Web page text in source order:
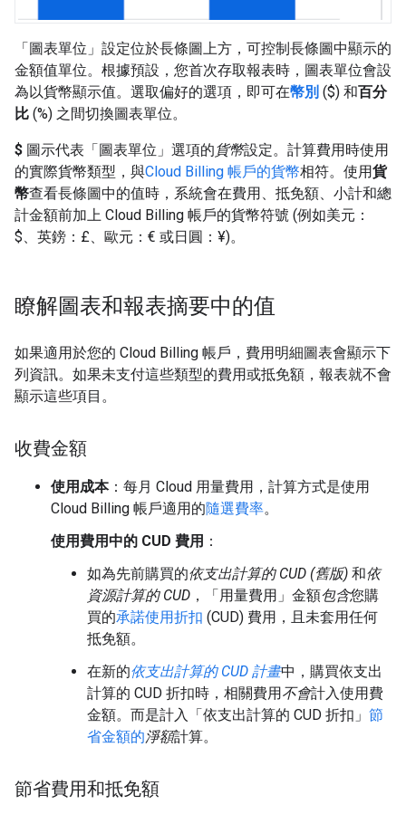
「圖表單位」 設定位於長條圖上方，可控制長條圖中顯示的
金額值單位。根據預設，您首次存取報表時，圖表單位會設
為以貨幣顯示值。選取偏好的選項，即可在幣別 ($) 和百分
比 (%) 之間切換圖表單位。
$ 圖示代表「圖表單位」 選項的貨幣設定。計算費用時使用
的實際貨幣類型，與Cloud Billing 帳戶的貨幣相符。使用貨
幣查看長條圖中的值時，系統會在費用、抵免額、小計和總
計金額前加上 Cloud Billing 帳戶的貨幣符號 (例如美元：
$、英鎊：£、歐元：€ 或日圓：¥)。
瞭解圖表和報表摘要中的值
如果適用於您的 Cloud Billing 帳戶，費用明細圖表會顯示下
列資訊。如果未支付這些類型的費用或抵免額，報表就不會
顯示這些項目。
收費金額
使用成本：每月 Cloud 用量費用，計算方式是使用
Cloud Billing 帳戶適用的隨選費率。
使用費用中的 CUD 費用 ：
如為先前購買的依支出計算的 CUD (舊版) 和依
資源計算的 CUD ，「用量費用」金額包含您購
買的承諾使用折扣 (CUD) 費用，且未套用任何
抵免額。
在新的依支出計算的 CUD 計畫中，購買依支出
計算的 CUD 折扣時，相關費用不會計入使用費
金額。而是計入「依支出計算的 CUD 折扣」 節
省金額的淨額計算。
節省費用和抵免額